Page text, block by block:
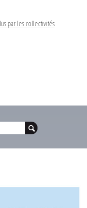
par les collectivités